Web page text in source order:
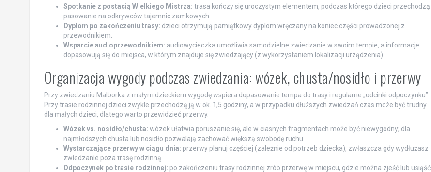
Spotkanie z postacią Wielkiego Mistrza: trasa kończy się uroczystym elementem, podczas którego dzieci przechodzą
pasowanie na odkrywców tajemnic zamkowych.
Dyplom po zakończeniu trasy: dzieci otrzymują pamiątkowy dyplom wręczany na koniec części prowadzonej z
przewodnikiem.
Wsparcie audioprzewodnikiem: audiowycieczka umożliwia samodzielne zwiedzanie w swoim tempie, a informacje
dopasowują się do miejsca, w którym znajduje się zwiedzający (z wykorzystaniem lokalizacji urządzenia).
Organizacja wygody podczas zwiedzania: wózek, chusta/nosidło i przerwy
Przy zwiedzaniu Malborka z małym dzieckiem wygodę wspiera dopasowanie tempa do trasy i regularne „odcinki odpoczynku”.
Przy trasie rodzinnej dzieci zwykle przechodzą ją w ok. 1,5 godziny, a w przypadku dłuższych zwiedzań czas może być trudny
dla małych dzieci, dlatego warto przewidzieć przerwy.
Wózek vs. nosidło/chusta: wózek ułatwia poruszanie się, ale w ciasnych fragmentach może być niewygodny; dla
najmłodszych chusta lub nosidło pozwalają zachować większą swobodę ruchu.
Wystarczające przerwy w ciągu dnia: przerwy planuj częściej (zależnie od potrzeb dziecka), zwłaszcza gdy wydłużasz
zwiedzanie poza trasę rodzinną.
Odpoczynek po trasie rodzinnej: po zakończeniu trasy rodzinnej zrób przerwę w miejscu, gdzie można zjeść lub usiąść